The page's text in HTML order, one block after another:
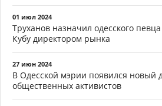
01 июл 2024
Труханов назначил одесского
Кубу директором рынка
27 июн 2024
В Одесской мэрии появился новый
общественных активистов